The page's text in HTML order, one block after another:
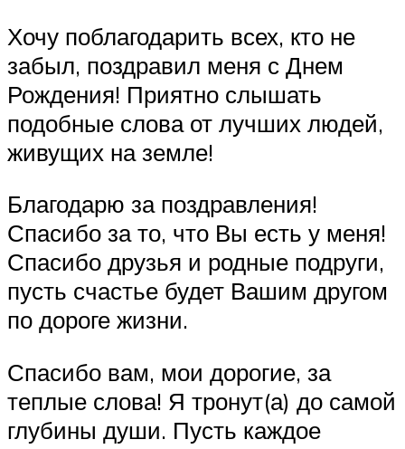
Хочу поблагодарить всех, кто не
забыл, поздравил меня с Днем
Рождения! Приятно слышать
подобные слова от лучших людей,
живущих на земле!
Благодарю за поздравления!
Спасибо за то, что Вы есть у меня!
Спасибо друзья и родные подруги,
пусть счастье будет Вашим другом
по дороге жизни.
Спасибо вам, мои дорогие, за
теплые слова! Я тронут(а) до самой
глубины души. Пусть каждое